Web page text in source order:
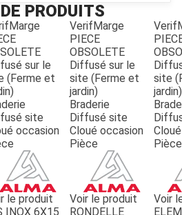
JOUET
VERTS
SSV UTV
DETACHEES
PRODUITS
sur le
(Ferme et
site
occasion
le produit
INOX 6X15
VerifMarge
PIECE
OBSOLETE
Diffusé sur le
site (Ferme et
jardin)
Braderie
Diffusé site
Cloué occasion
Pièce
Voir le produit
RONDELLE
site
jardin)
Pièce
Voir